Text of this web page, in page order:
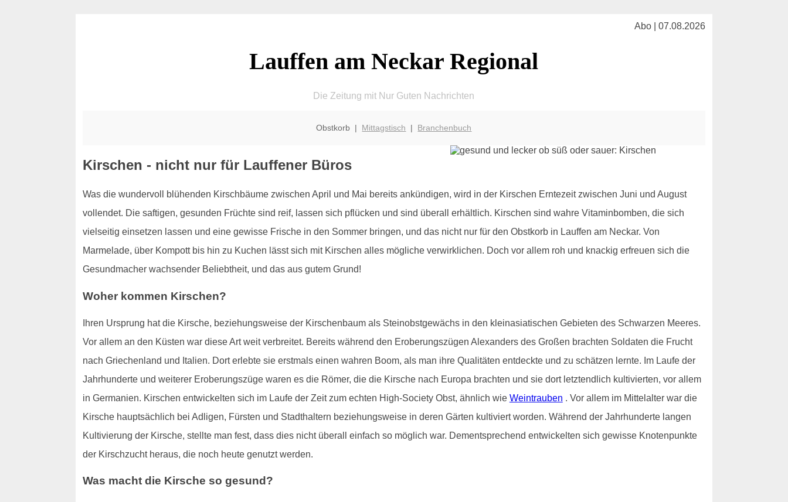
Abo | 07.08.2026
Lauffen am Neckar Regional
Die Zeitung mit Nur Guten Nachrichten
Obstkorb | Mittagstisch | Branchenbuch
Kirschen - nicht nur für Lauffener Büros
Was die wundervoll blühenden Kirschbäume zwischen April und Mai bereits ankündigen, wird in der Kirschen Erntezeit zwischen Juni und August
vollendet. Die saftigen, gesunden Früchte sind reif, lassen sich pflücken und sind überall erhältlich. Kirschen sind wahre Vitaminbomben, die sich
vielseitig einsetzen lassen und eine gewisse Frische in den Sommer bringen, und das nicht nur für den Obstkorb in Lauffen am Neckar. Von
Marmelade, über Kompott bis hin zu Kuchen lässt sich mit Kirschen alles mögliche verwirklichen. Doch vor allem roh und knackig erfreuen sich die
Gesundmacher wachsender Beliebtheit, und das aus gutem Grund!
Woher kommen Kirschen?
Ihren Ursprung hat die Kirsche, beziehungsweise der Kirschenbaum als Steinobstgewächs in den kleinasiatischen Gebieten des Schwarzen Meeres.
Vor allem an den Küsten war diese Art weit verbreitet. Bereits während den Eroberungszügen Alexanders des Großen brachten Soldaten die Frucht
nach Griechenland und Italien. Dort erlebte sie erstmals einen wahren Boom, als man ihre Qualitäten entdeckte und zu schätzen lernte. Im Laufe der
Jahrhunderte und weiterer Eroberungszüge waren es die Römer, die die Kirsche nach Europa brachten und sie dort letztendlich kultivierten, vor allem
in Germanien. Kirschen entwickelten sich im Laufe der Zeit zum echten High-Society Obst, ähnlich wie Weintrauben . Vor allem im Mittelalter war die
Kirsche hauptsächlich bei Adligen, Fürsten und Stadthaltern beziehungsweise in deren Gärten kultiviert worden. Während der Jahrhunderte langen
Kultivierung der Kirsche, stellte man fest, dass dies nicht überall einfach so möglich war. Dementsprechend entwickelten sich gewisse Knotenpunkte
der Kirschzucht heraus, die noch heute genutzt werden.
Was macht die Kirsche so gesund?